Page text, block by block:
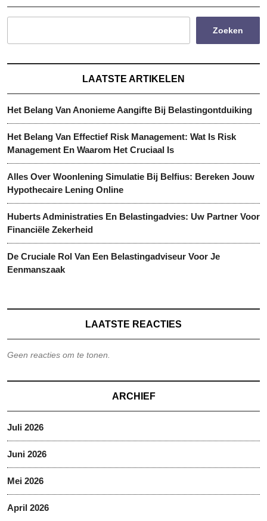
Zoeken
LAATSTE ARTIKELEN
Het Belang Van Anonieme Aangifte Bij Belastingontduiking
Het Belang Van Effectief Risk Management: Wat Is Risk
Management En Waarom Het Cruciaal Is
Alles Over Woonlening Simulatie Bij Belfius: Bereken Jouw
Hypothecaire Lening Online
Huberts Administraties En Belastingadvies: Uw Partner Voor
Financiële Zekerheid
De Cruciale Rol Van Een Belastingadviseur Voor Je
Eenmanszaak
LAATSTE REACTIES
Geen reacties om te tonen.
ARCHIEF
Juli 2026
Juni 2026
Mei 2026
April 2026